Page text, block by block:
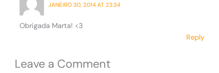
JANEIRO 30, 2014 AT 23:34
Obrigada Marta! <3
Reply
Leave a Comment